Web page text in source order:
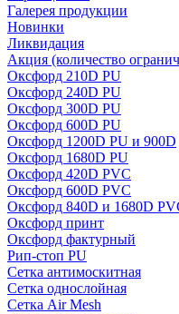
Галерея продукции
Новинки
Ликвидация
Акция (количество
Оксфорд 210D PU
Оксфорд 240D PU
Оксфорд 300D PU
Оксфорд 600D PU
Оксфорд 1200D PU и 900D
Оксфорд 1680D PU
Оксфорд 420D PVC
Оксфорд 600D PVC
Оксфорд 840D и 1680D
Оксфорд принт
Оксфорд фактурный
Рип-стоп PU
Сетка антимоскитная
Сетка однослойная
Сетка Air Mesh